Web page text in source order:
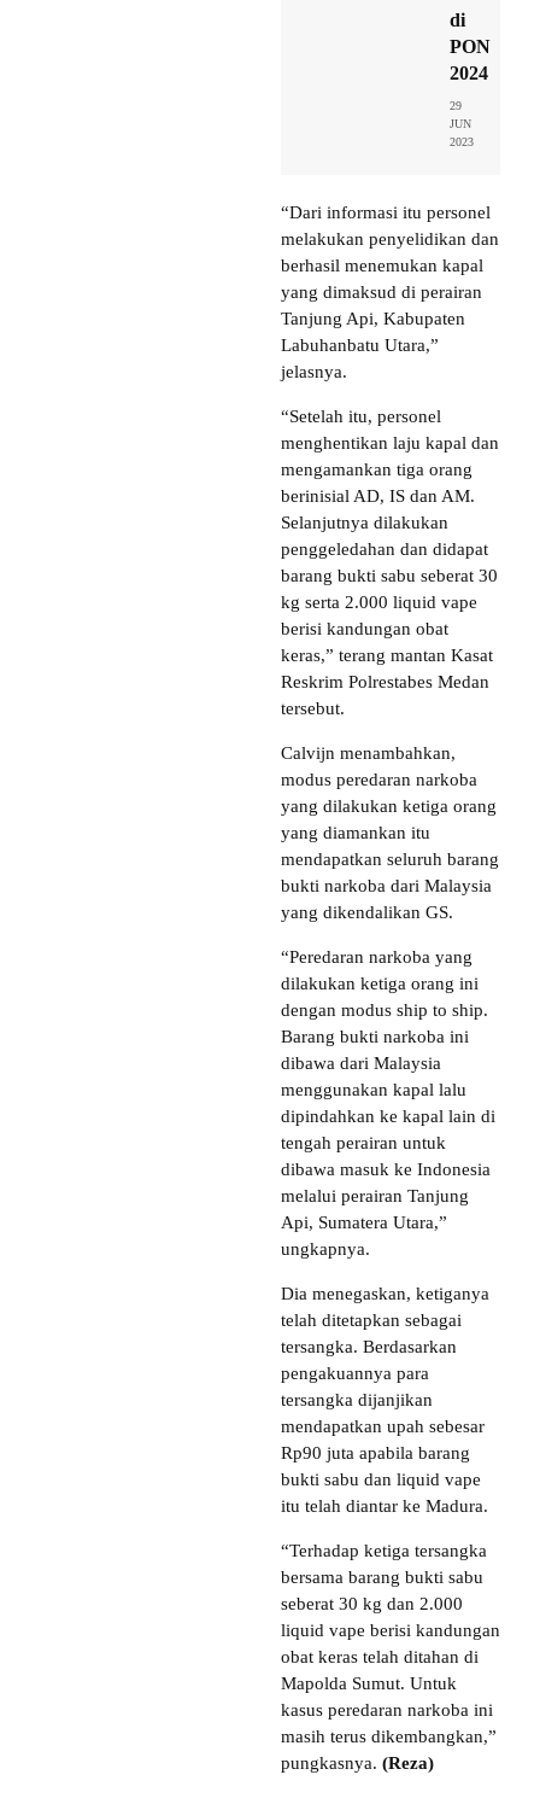
di
PON
2024
29
JUN
2023
“Dari informasi itu personel
melakukan penyelidikan dan
berhasil menemukan kapal
yang dimaksud di perairan
Tanjung Api, Kabupaten
Labuhanbatu Utara,”
jelasnya.
“Setelah itu, personel
menghentikan laju kapal dan
mengamankan tiga orang
berinisial AD, IS dan AM.
Selanjutnya dilakukan
penggeledahan dan didapat
barang bukti sabu seberat 30
kg serta 2.000 liquid vape
berisi kandungan obat
keras,” terang mantan Kasat
Reskrim Polrestabes Medan
tersebut.
Calvijn menambahkan,
modus peredaran narkoba
yang dilakukan ketiga orang
yang diamankan itu
mendapatkan seluruh barang
bukti narkoba dari Malaysia
yang dikendalikan GS.
“Peredaran narkoba yang
dilakukan ketiga orang ini
dengan modus ship to ship.
Barang bukti narkoba ini
dibawa dari Malaysia
menggunakan kapal lalu
dipindahkan ke kapal lain di
tengah perairan untuk
dibawa masuk ke Indonesia
melalui perairan Tanjung
Api, Sumatera Utara,”
ungkapnya.
Dia menegaskan, ketiganya
telah ditetapkan sebagai
tersangka. Berdasarkan
pengakuannya para
tersangka dijanjikan
mendapatkan upah sebesar
Rp90 juta apabila barang
bukti sabu dan liquid vape
itu telah diantar ke Madura.
“Terhadap ketiga tersangka
bersama barang bukti sabu
seberat 30 kg dan 2.000
liquid vape berisi kandungan
obat keras telah ditahan di
Mapolda Sumut. Untuk
kasus peredaran narkoba ini
masih terus dikembangkan,”
pungkasnya. (Reza)